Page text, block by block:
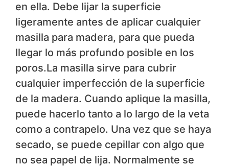
en ella. Debe lijar la superficie
ligeramente antes de aplicar cualquier
masilla para madera, para que pueda
llegar lo más profundo posible en los
poros.La masilla sirve para cubrir
cualquier imperfección de la superficie
de la madera. Cuando aplique la masilla,
puede hacerlo tanto a lo largo de la veta
como a contrapelo. Una vez que se haya
secado, se puede cepillar con algo que
no sea papel de lija. Normalmente se